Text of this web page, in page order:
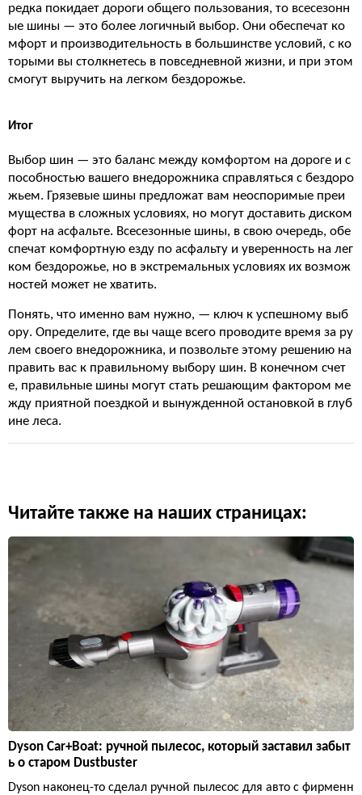
редка покидает дороги общего пользования, то всесезонн
ые шины — это более логичный выбор. Они обеспечат ко
мфорт и производительность в большинстве условий, с ко
торыми вы столкнетесь в повседневной жизни, и при этом
смогут выручить на легком бездорожье.
Итог
Выбор шин — это баланс между комфортом на дороге и с
пособностью вашего внедорожника справляться с бездоро
жьем. Грязевые шины предложат вам неоспоримые преи
мущества в сложных условиях, но могут доставить диском
форт на асфальте. Всесезонные шины, в свою очередь, обе
спечат комфортную езду по асфальту и уверенность на лег
ком бездорожье, но в экстремальных условиях их возмож
ностей может не хватить.
Понять, что именно вам нужно, — ключ к успешному выб
ору. Определите, где вы чаще всего проводите время за ру
лем своего внедорожника, и позвольте этому решению на
править вас к правильному выбору шин. В конечном счет
е, правильные шины могут стать решающим фактором ме
жду приятной поездкой и вынужденной остановкой в глуб
ине леса.
Читайте также на наших страницах:
Dyson Car+Boat: ручной пылесос, который заставил забыт
ь о старом Dustbuster
Dyson наконец-то сделал ручной пылесос для авто с фирменн